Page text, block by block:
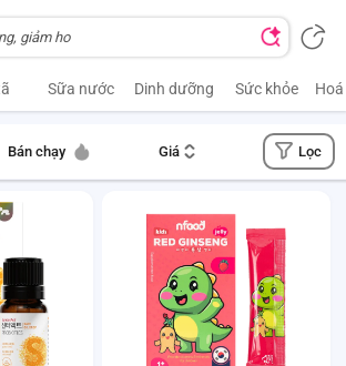
Sữa nước Dinh dưỡng Sức khỏe
Bán chạy Giá Lọc